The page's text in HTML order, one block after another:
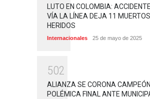
LUTO EN COLOMBIA:
VÍA LA LÍNEA DEJA 11
HERIDOS
Internacionales 25 de mayo de 2025
502
ALIANZA SE CORONA
POLÉMICA FINAL ANTE